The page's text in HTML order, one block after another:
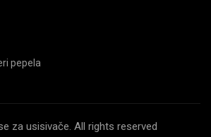
pepela
za usisivače. All rights reserved